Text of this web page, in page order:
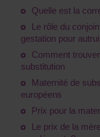
Quelle est la
Le rôle du
gestation pour autrui
Comment
substitution
Maternité de
européens
Prix pour la
Le prix de la